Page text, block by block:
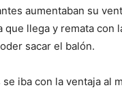
aumentaban su
llega y remata con
sacar el balón.
iba con la ventaja al